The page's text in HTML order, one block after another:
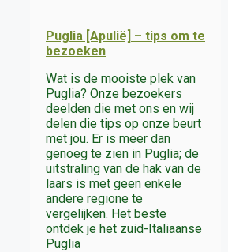
Puglia [Apulië] – tips om te
bezoeken
Wat is de mooiste plek van
Puglia? Onze bezoekers
deelden die met ons en wij
delen die tips op onze beurt
met jou. Er is meer dan
genoeg te zien in Puglia; de
uitstraling van de hak van de
laars is met geen enkele
andere regione te
vergelijken. Het beste
ontdek je het zuid-Italiaanse
Puglia